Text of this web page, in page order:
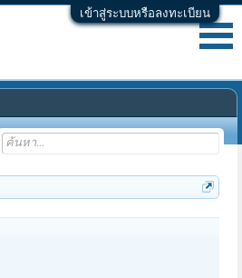
เข้าสู่ระบบหรือลงทะเบียน